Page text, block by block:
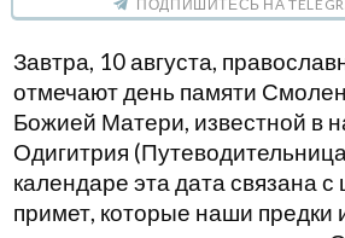
ПОДПИШИТЕСЬ НА
Завтра, 10 августа,
отмечают день памяти
Божией Матери, известной в
Одигитрия
календаре эта дата связана
примет, которые наши предки